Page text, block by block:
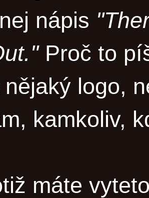
nápis
Proč to
nějaký logo,
kamkoliv,
máte